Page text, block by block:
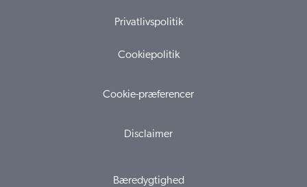
Privatlivspolitik
Cookiepolitik
Cookie-præferencer
Disclaimer
Bæredygtighed